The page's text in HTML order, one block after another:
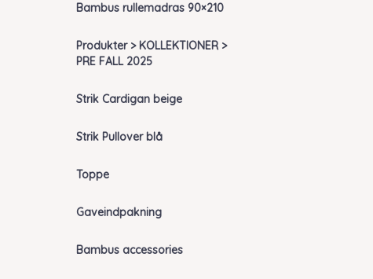
Bambus rullemadras 90×210
Produkter > KOLLEKTIONER >
PRE FALL 2025
Strik Cardigan beige
Strik Pullover blå
Toppe
Gaveindpakning
Bambus accessories